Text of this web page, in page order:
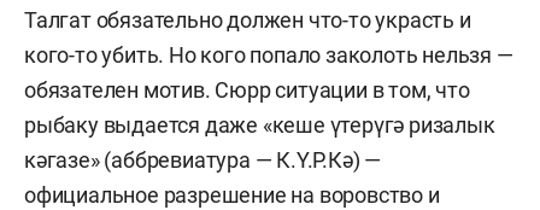
Талгат обязательно должен что-то украсть и
кого-то убить. Но кого попало заколоть нельзя —
обязателен мотив. Сюрр ситуации в том, что
рыбаку выдается даже «кеше үтерүгә ризалык
кәгазе» (аббревиатура — К.Ү.Р.Кә) —
официальное разрешение на воровство и